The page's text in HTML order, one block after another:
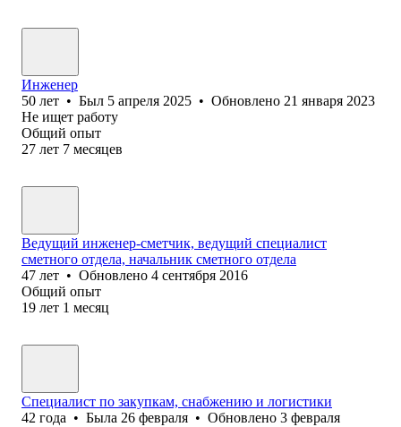
Инженер
50 лет • Был 5 апреля 2025 • Обновлено 21 января 2023
Не ищет работу
Общий опыт
27 лет 7 месяцев
Ведущий инженер-сметчик, ведущий специалист
сметного отдела, начальник сметного отдела
47 лет • Обновлено 4 сентября 2016
Общий опыт
19 лет 1 месяц
Специалист по закупкам, снабжению и логистики
42 года • Была 26 февраля • Обновлено 3 февраля